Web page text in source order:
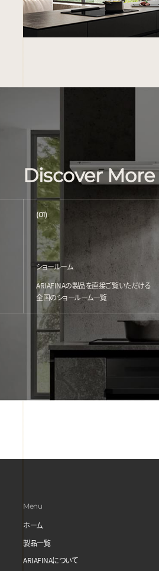
Discover More
(01)
ショールーム
ARIAFINAの製品を直接ご覧いただける
全国のショールーム一覧
Menu
ホーム
製品一覧
ARIAFINAについて